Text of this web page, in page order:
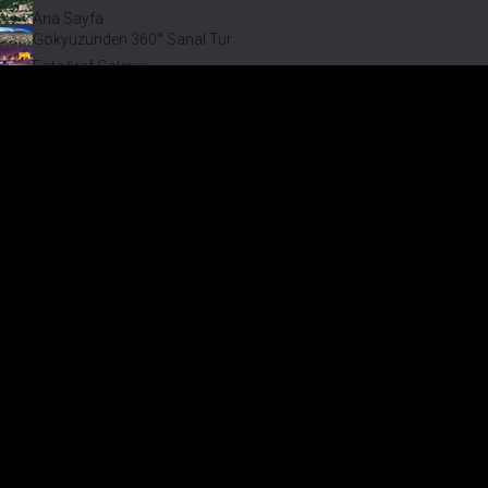
Ana Sayfa
Gökyüzünden 360° Sanal Tur
Fotoğraf Galerisi